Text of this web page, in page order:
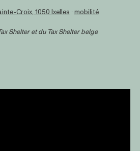
Croix, 1050 Ixelles ∙mobilité
Shelteret du Tax Shelter belge